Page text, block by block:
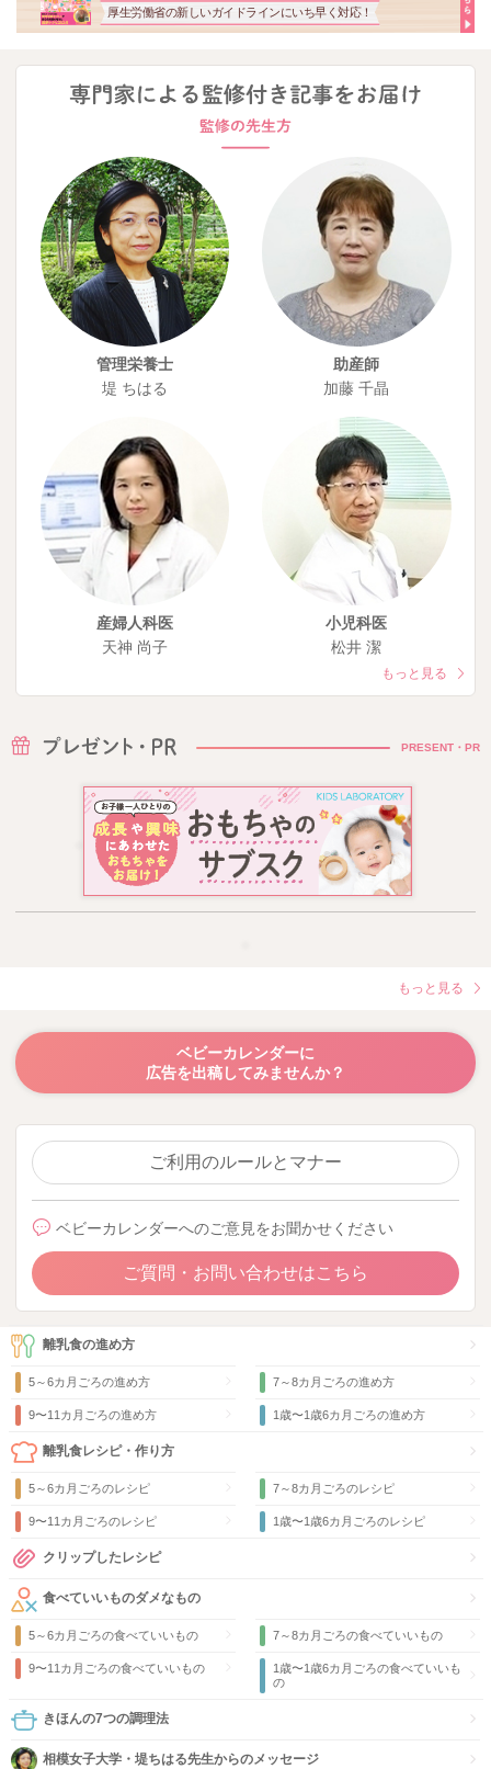
厚生労働省の新しいガイドラインにいち早く対応！
管理栄養士
堤 ちはる
助産師
加藤 千晶
産婦人科医
天神 尚子
小児科医
松井 潔
もっと見る
PRESENT・PR
もっと見る
ベビーカレンダーに
広告を出稿してみませんか？
ご利用のルールとマナー
ベビーカレンダーへのご意見をお聞かせください
ご質問・お問い合わせはこちら
離乳食の進め方
5～6カ月ごろの進め方 7～8カ月ごろの進め方
9〜11カ月ごろの進め方 1歳〜1歳6カ月ごろの進め方
離乳食レシピ・作り方
5～6カ月ごろのレシピ 7～8カ月ごろのレシピ
9〜11カ月ごろのレシピ 1歳〜1歳6カ月ごろのレシピ
クリップしたレシピ
食べていいものダメなもの
5～6カ月ごろの食べていいもの 7～8カ月ごろの食べていいもの
9〜11カ月ごろの食べていいもの
1歳〜1歳6カ月ごろの食べていいも
の
きほんの7つの調理法
相模女子大学・堤ちはる先生からのメッセージ